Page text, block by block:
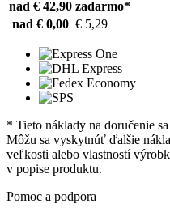
nad € 42,90 zadarmo*
nad € 0,00 € 5,29
* Tieto náklady na doručenie
Môžu sa vyskytnúť ďalšie
veľkosti alebo vlastností
v popise produktu.
Pomoc a podpora